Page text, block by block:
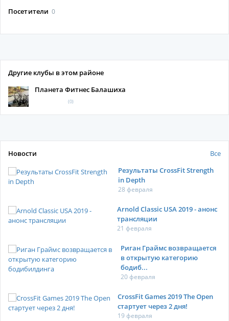
Посетители 0
Другие клубы в этом районе
Планета Фитнес Балашиха
(0)
Новости
Все
Результаты CrossFit Strength
in Depth
28 февраля
Arnold Classic USA 2019 - анонс
трансляции
21 февраля
Риган Граймс возвращается
в открытую категорию
бодиб...
20 февраля
CrossFit Games 2019 The Open
стартует через 2 дня!
19 февраля